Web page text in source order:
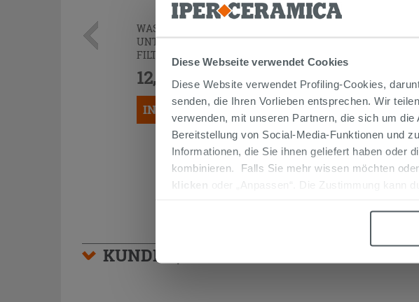
Diese Webseite verwendet Cookies
Diese Website verwendet Profiling-Cookies,
senden, die Ihren Vorlieben entsprechen. Wir
verwenden, mit unseren Partnern, die sich um
Bereitstellung von Social-Media-Funktionen und
Informationen, die Sie ihnen geliefert haben oder
kombinieren. Falls Sie mehr wissen möchten
klicken
oder „Anpassen“. Die Zustimmung kann
WASSERHAHN ZUR MONTAGE
UNTER DEM WASCHBECKEN MIT
FILTER UND GELENK CHROM
12,90 € /STK.
IN DEN WARENKORB LEGEN IN
KUNDEN, DIE DIESEN ARTIKEL